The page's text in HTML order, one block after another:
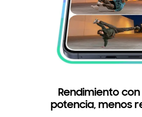
Rendimiento
potencia, menos